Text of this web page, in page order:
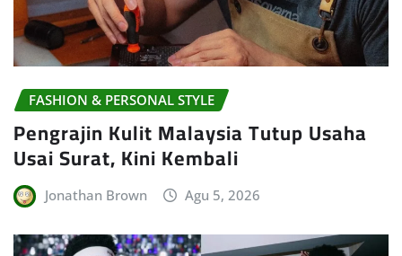
FASHION & PERSONAL STYLE
Pengrajin Kulit Malaysia Tutup Usaha
Usai Surat, Kini Kembali
Jonathan Brown Agu 5, 2026